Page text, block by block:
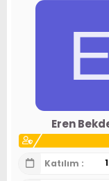
Eren
Katılım